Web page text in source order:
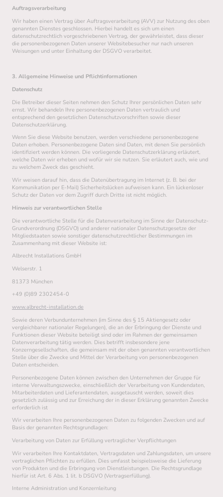
Auftragsverarbeitung
Wir haben einen Vertrag über Auftragsverarbeitung (AVV) zur Nutzung des oben
genannten Dienstes geschlossen. Hierbei handelt es sich um einen
datenschutzrechtlich vorgeschriebenen Vertrag, der gewährleistet, dass dieser
die personenbezogenen Daten unserer Websitebesucher nur nach unseren
Weisungen und unter Einhaltung der DSGVO verarbeitet.
3. Allgemeine Hinweise und Pflichtinformationen
Datenschutz
Die Betreiber dieser Seiten nehmen den Schutz Ihrer persönlichen Daten sehr
ernst. Wir behandeln Ihre personenbezogenen Daten vertraulich und
entsprechend den gesetzlichen Datenschutzvorschriften sowie dieser
Datenschutzerklärung.
Wenn Sie diese Website benutzen, werden verschiedene personenbezogene
Daten erhoben. Personenbezogene Daten sind Daten, mit denen Sie persönlich
identifiziert werden können. Die vorliegende Datenschutzerklärung erläutert,
welche Daten wir erheben und wofür wir sie nutzen. Sie erläutert auch, wie und
zu welchem Zweck das geschieht.
Wir weisen darauf hin, dass die Datenübertragung im Internet (z. B. bei der
Kommunikation per E-Mail) Sicherheitslücken aufweisen kann. Ein lückenloser
Schutz der Daten vor dem Zugriff durch Dritte ist nicht möglich.
Hinweis zur verantwortlichen Stelle
Die verantwortliche Stelle für die Datenverarbeitung im Sinne der Datenschutz-
Grundverordnung (DSGVO) und anderer nationaler Datenschutzgesetze der
Mitgliedstaaten sowie sonstiger datenschutzrechtlicher Bestimmungen im
Zusammenhang mit dieser Website ist:
Albrecht Installations GmbH
Welserstr. 1
81373 München
+49 (0)89 2302454-0
www.albrecht-installation.de
Sowie deren Verbundunternehmen (im Sinne des § 15 Aktiengesetz oder
vergleichbarer nationaler Regelungen), die an der Erbringung der Dienste und
Funktionen dieser Website beteiligt sind oder im Rahmen der gemeinsamen
Datenverarbeitung tätig werden. Dies betrifft insbesondere jene
Konzerngesellschaften, die gemeinsam mit der oben genannten verantwortlichen
Stelle über die Zwecke und Mittel der Verarbeitung von personenbezogenen
Daten entscheiden.
Personenbezogene Daten können zwischen den Unternehmen der Gruppe für
interne Verwaltungszwecke, einschließlich der Verarbeitung von Kundendaten,
Mitarbeiterdaten und Lieferantendaten, ausgetauscht werden, soweit dies
gesetzlich zulässig und zur Erreichung der in dieser Erklärung genannten Zwecke
erforderlich ist
Wir verarbeiten Ihre personenbezogenen Daten zu folgenden Zwecken und auf
Basis der genannten Rechtsgrundlagen:
Verarbeitung von Daten zur Erfüllung vertraglicher Verpflichtungen
Wir verarbeiten Ihre Kontaktdaten, Vertragsdaten und Zahlungsdaten, um unsere
vertraglichen Pflichten zu erfüllen. Dies umfasst beispielsweise die Lieferung
von Produkten und die Erbringung von Dienstleistungen. Die Rechtsgrundlage
hierfür ist Art. 6 Abs. 1 lit. b DSGVO (Vertragserfüllung).
Interne Administration und Konzernleitung